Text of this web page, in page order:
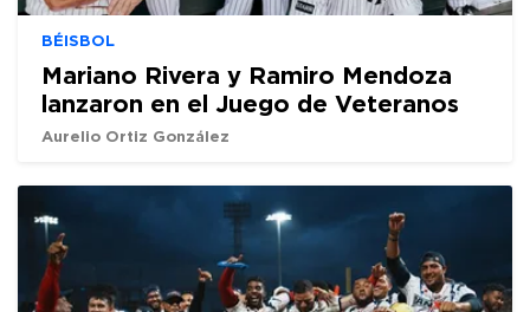
BÉISBOL
Mariano Rivera y Ramiro Mendoza
lanzaron en el Juego de Veteranos
Aurelio Ortiz González